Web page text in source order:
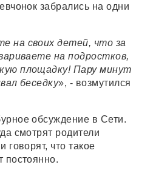
забрались на одни
на своих детей, что за
на подростков,
площадку! Пару минут
беседку», - возмутился
обсуждение в Сети.
смотрят родители
говорят, что такое
постоянно.